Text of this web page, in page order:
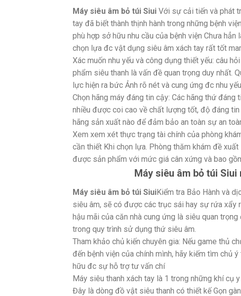
Máy siêu âm bỏ túi Siui Với sự cải tiến và phát
tay đã biết thành thịnh hành trong những bệnh
phù hợp sở hữu nhu cầu của bệnh viện Chưa
chọn lựa đc vật dụng siêu âm xách tay rất tốt
Xác muốn nhu yếu và công dụng thiết yếu: câu
phẩm siêu thanh là vấn đề quan trọng duy nhất.
lực hiện ra bức Ảnh rõ nét và cung ứng đc nhu
Chọn hãng máy đáng tin cậy: Các hãng thứ
nhiều được coi cao về chất lượng tốt, độ đáng
hãng sản xuất nào để đảm bảo an toàn sự an
Xem xem xét thực trạng tài chính của phòng
cần thiết Khi chọn lựa. Phòng thăm khám đề
được sản phẩm với mức giá cân xứng và bao
Máy siêu âm bỏ túi
Máy siêu âm bỏ túi SiuiKiểm tra Bảo Hành và
siêu âm, sẽ có được các trục sái hay sự rứa xẩy
hậu mãi của căn nhà cung ứng là siêu quan
trong quy trình sử dụng thứ siêu âm.
Tham khảo chủ kiến chuyên gia: Nếu game thủ
đến bệnh viện của chính mình, hãy kiếm tìm chủ
hữu đc sự hỗ trợ tư vấn chí
Máy siêu thanh xách tay là 1 trong những khí cụ
Đây là dòng đồ vật siêu thanh có thiết kế Gọn